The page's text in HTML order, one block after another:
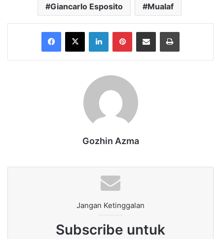
Giancarlo Esposito Mualaf
Facebook
X LinkedInPinterestShare via Email Print
Gozhin Azma
Jangan Ketinggalan
Subscribe untuk